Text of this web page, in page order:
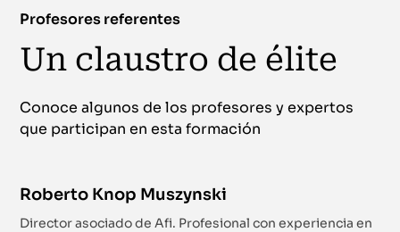
Profesores referentes
Un claustro de élite
Conoce algunos de los profesores y expertos
que participan en esta formación
Roberto Knop Muszynski
Director asociado de Afi. Profesional con experiencia en